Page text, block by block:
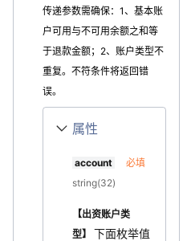
传递参数需确保：1、基本账
户可用与不可用余额之和等
于退款金额；2、账户类型不
重复。不符条件将返回错
误。
属性
account
必填
string(32)
【出资账户类
型】 下面枚举值